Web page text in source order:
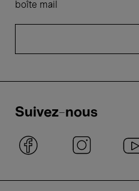
boîte mail
Suivez-nous